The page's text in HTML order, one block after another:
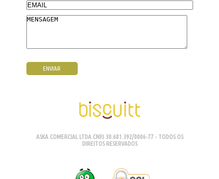
ASKA COMERCIAL LTDA CNPJ 30.681.392/0006-77 - TODOS OS
DIREITOS RESERVADOS